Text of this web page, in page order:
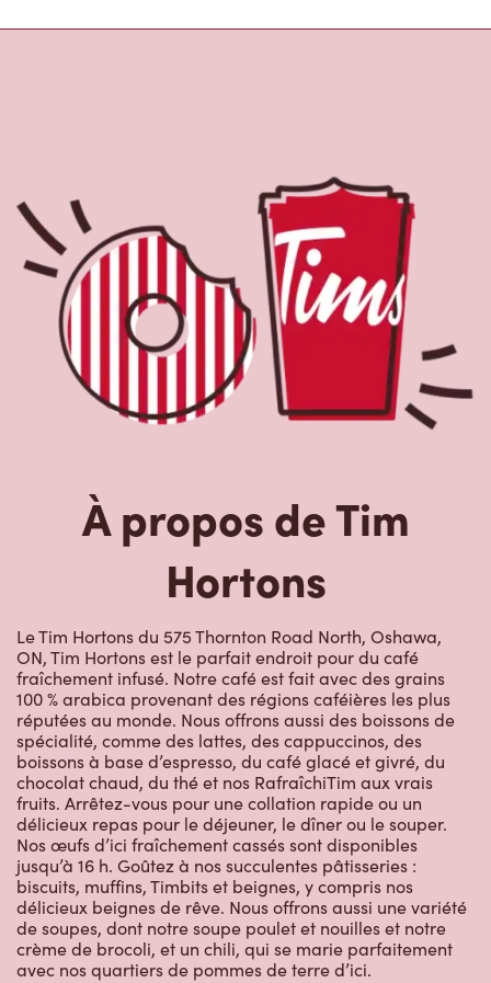
À propos de Tim
Hortons
Le Tim Hortons du 575 Thornton Road North, Oshawa,
ON, Tim Hortons est le parfait endroit pour du café
fraîchement infusé. Notre café est fait avec des grains
100 % arabica provenant des régions caféières les plus
réputées au monde. Nous offrons aussi des boissons de
spécialité, comme des lattes, des cappuccinos, des
boissons à base d’espresso, du café glacé et givré, du
chocolat chaud, du thé et nos RafraîchiTim aux vrais
fruits. Arrêtez-vous pour une collation rapide ou un
délicieux repas pour le déjeuner, le dîner ou le souper.
Nos œufs d’ici fraîchement cassés sont disponibles
jusqu’à 16 h. Goûtez à nos succulentes pâtisseries :
biscuits, muffins, Timbits et beignes, y compris nos
délicieux beignes de rêve. Nous offrons aussi une variété
de soupes, dont notre soupe poulet et nouilles et notre
crème de brocoli, et un chili, qui se marie parfaitement
avec nos quartiers de pommes de terre d’ici.